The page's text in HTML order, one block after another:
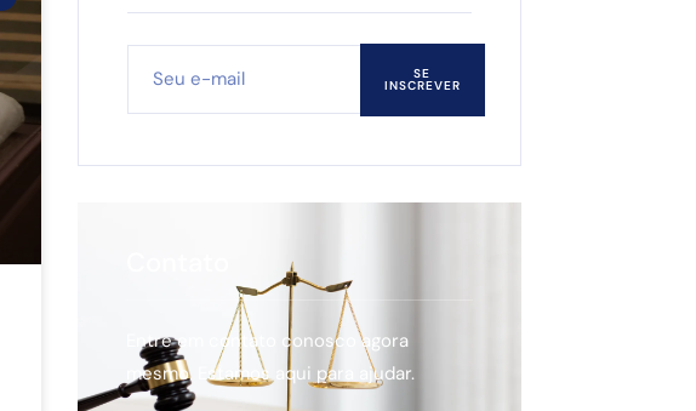
SE
INSCREVER
Entre em contato conosco agora
mesmo. Estamos aqui para ajudar.